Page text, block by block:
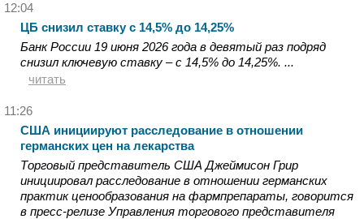
12:04
ЦБ снизил ставку с 14,5% до 14,25%
Банк России 19 июня 2026 года в девятый раз подряд
снизил ключевую ставку – с 14,5% до 14,25%. ...
читать
11:26
США инициируют расследование в отношении
германских цен на лекарства
Торговый представитель США Джеймисон Грир
инициировал расследование в отношении германских
практик ценообразования на фармпрепараты, говорится
в пресс-релизе Управления торгового представителя